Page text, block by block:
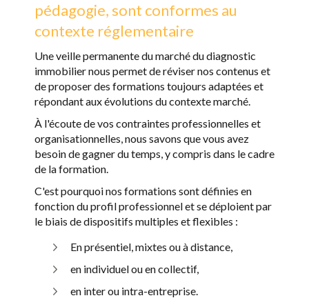
pédagogie, sont conformes au
contexte réglementaire
Une veille permanente du marché du diagnostic
immobilier nous permet de réviser nos contenus et
de proposer des formations toujours adaptées et
répondant aux évolutions du contexte marché.
À l'écoute de vos contraintes professionnelles et
organisationnelles, nous savons que vous avez
besoin de gagner du temps, y compris dans le cadre
de la formation.
C'est pourquoi nos formations sont définies en
fonction du profil professionnel et se déploient par
le biais de dispositifs multiples et flexibles :
En présentiel, mixtes ou à distance,
en individuel ou en collectif,
en inter ou intra-entreprise.